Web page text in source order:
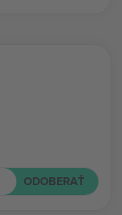
ODOBERAŤ